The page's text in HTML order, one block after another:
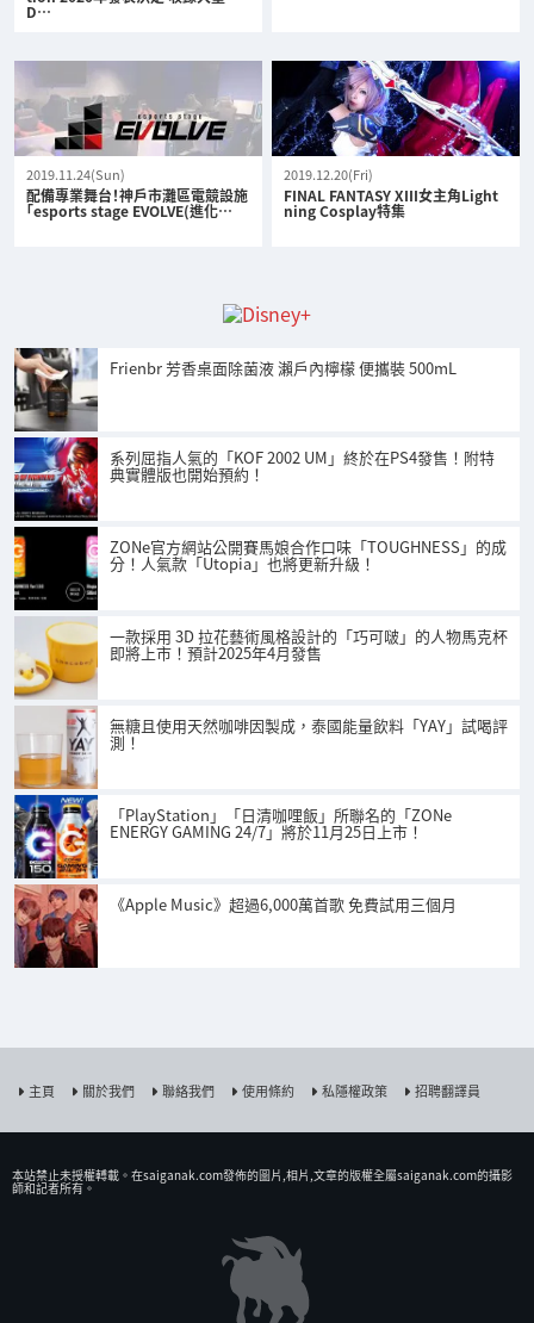
D…
2019.11.24(Sun)
配備專業舞台！神戶市灘區電競設施
「esports stage EVOLVE(進化…
2019.12.20(Fri)
FINAL FANTASY XIII女主角Light
ning Cosplay特集
Frienbr 芳香桌面除菌液 瀨戶內檸檬 便攜裝 500mL
系列屈指人氣的「KOF 2002 UM」終於在PS4發售！附特
典實體版也開始預約！
ZONe官方網站公開賽馬娘合作口味「TOUGHNESS」的成
分！人氣款「Utopia」也將更新升級！
一款採用 3D 拉花藝術風格設計的「巧可啵」的人物馬克杯
即將上市！預計2025年4月發售
無糖且使用天然咖啡因製成，泰國能量飲料「YAY」試喝評
測！
「PlayStation」「日清咖哩飯」所聯名的「ZONe
ENERGY GAMING 24/7」將於11月25日上市！
《Apple Music》超過6,000萬首歌 免費試用三個月
主頁 關於我們 聯絡我們 使用條約 私隱權政策 招聘翻譯員
本站禁止未授權𨍭載。在saiganak.com發佈的圖片,相片,文章的版權全屬saiganak.com的攝影
師和記者所有。